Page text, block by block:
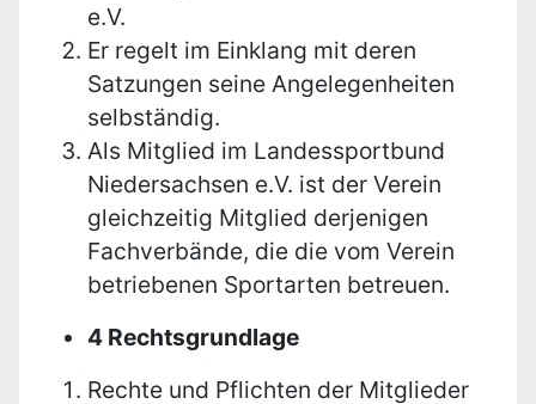
e.V.
Er regelt im Einklang mit deren
Satzungen seine Angelegenheiten
selbständig.
Als Mitglied im Landessportbund
Niedersachsen e.V. ist der Verein
gleichzeitig Mitglied derjenigen
Fachverbände, die die vom Verein
betriebenen Sportarten betreuen.
4 Rechtsgrundlage
Rechte und Pflichten der Mitglieder